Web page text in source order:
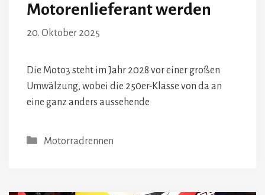
Motorenlieferant werden
20. Oktober 2025
Die Moto3 steht im Jahr 2028 vor einer großen
Umwälzung, wobei die 250er-Klasse von da an
eine ganz anders aussehende
Kategorien
Motorradrennen